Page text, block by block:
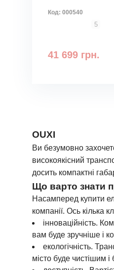
Код:000540
5
41 699 грн.
OUXI
Ви безумовно
високоякісний
досить компактні
Що варто знати
Насамперед купити
компанії. Ось кілька
інноваційність.
вам буде зручніше і
екологічність.
місто буде чистішим